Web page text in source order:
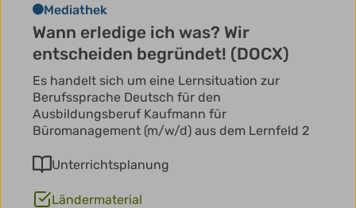
Mediathek
Wann erledige ich was? Wir
entscheiden begründet! (DOCX)
Es handelt sich um eine Lernsituation zur
Berufssprache Deutsch für den
Ausbildungsberuf Kaufmann für
Büromanagement (m/w/d) aus dem Lernfeld 2
Unterrichtsplanung
Ländermaterial